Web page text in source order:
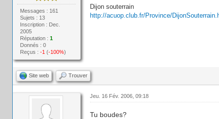
Messages : 161
Sujets : 13
Inscription : Dec.
2005
Réputation :1
Donnés : 0
Reçus :-1 (-100%)
Dijon souterrain
http://acuop.club.fr/Province/
Site web Trouver
Jeu. 16 Fév. 2006, 09:18
Tu boudes?